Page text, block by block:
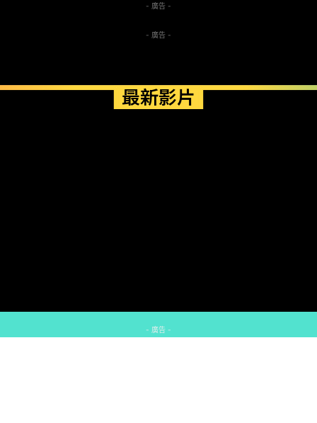
- 廣告 -
- 廣告 -
最新影片
- 廣告 -